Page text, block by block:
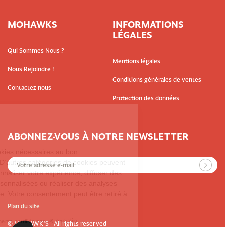
MOHAWKS
Qui Sommes Nous ?
Nous Rejoindre !
Contactez-nous
INFORMATIONS
LÉGALES
Mentions légales
Conditions générales de ventes
Protection des données
ABONNEZ-VOUS À NOTRE NEWSLETTER
© MOHAWK’S - All rights reserved
Plan du site